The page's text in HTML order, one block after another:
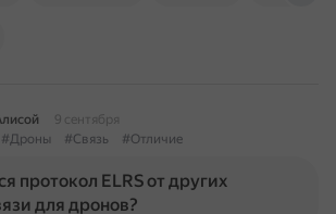
9 сентября
#Дроны #Связь #Отличие
протокол ELRS от других
для дронов?